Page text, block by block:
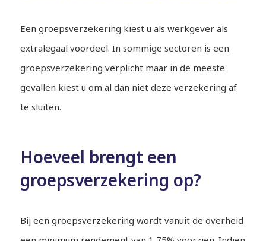
Een groepsverzekering kiest u als werkgever als
extralegaal voordeel. In sommige sectoren is een
groepsverzekering verplicht maar in de meeste
gevallen kiest u om al dan niet deze verzekering af
te sluiten.
Hoeveel brengt een
groepsverzekering op?
Bij een groepsverzekering wordt vanuit de overheid